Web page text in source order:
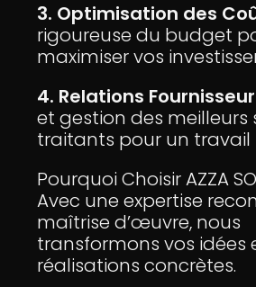
3. Optimisation des
rigoureuse du budget
maximiser vos
4. Relations
et gestion des meilleurs
traitants pour un travail
Pourquoi Choisir AZZA
Avec une expertise
maîtrise d’œuvre, nous
transformons vos idées
réalisations concrètes.